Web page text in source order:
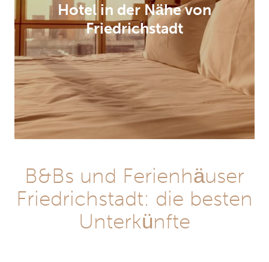
Hotel in der Nähe von
Friedrichstadt
B&Bs und Ferienhäuser
Friedrichstadt: die besten
Unterkünfte